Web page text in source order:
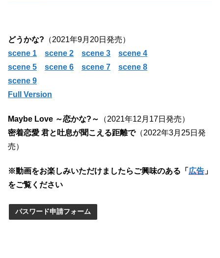
どうかな? （2021年9月20日発売）
scene 1
scene 2 scene 3
scene 4
scene 5
scene 6 scene 7
scene 8
scene 9
Full Version
Maybe Love ～恋かな?～
（2021年12月17日発売）
密着恋愛 君と吐息が聞こえる距離で（2022年3月25日発
売）
※動画をお楽しみいただけましたらご興味のある「 広告 」
をご覧ください
パスワード申請フォーム